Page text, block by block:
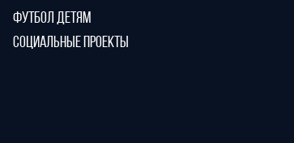
ФУТБОЛ ДЕТЯМ
СОЦИАЛЬНЫЕ ПРОЕКТЫ